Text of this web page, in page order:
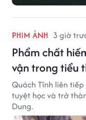
PHIM ẢNH 3 giờ
Phẩm chất
vận trong tiểu
Quách Tĩnh liên
tuyệt học và trở
Dung.